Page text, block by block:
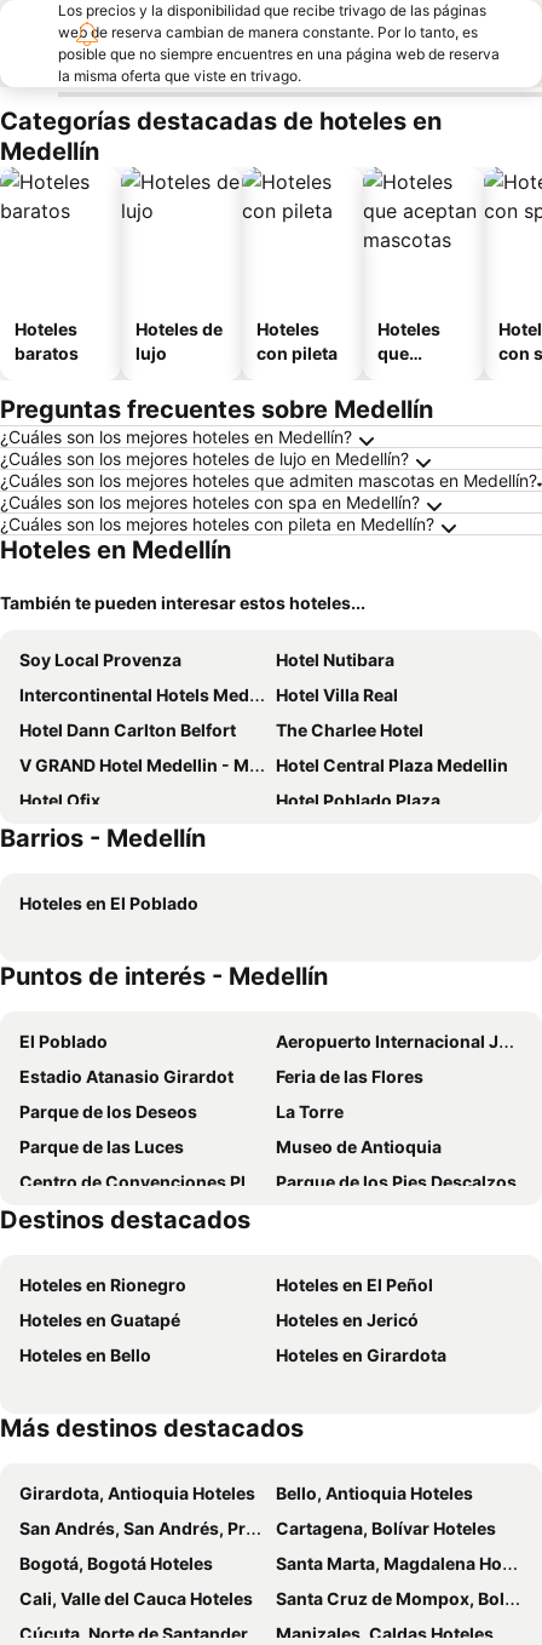
Los precios y la disponibilidad que recibe trivago de las páginas
web de reserva cambian de manera constante. Por lo tanto, es
posible que no siempre encuentres en una página web de reserva
la misma oferta que viste en trivago.
Categorías destacadas de hoteles en
Medellín
Hoteles
baratos
Hoteles de
lujo
Hoteles
con pileta
Hoteles
que
mascotas
con
Preguntas frecuentes sobre Medellín
¿Cuáles son los mejores hoteles en Medellín?
¿Cuáles son los mejores hoteles de lujo en Medellín?
¿Cuáles son los mejores hoteles que admiten mascotas en Medellín?
¿Cuáles son los mejores hoteles con spa en Medellín?
¿Cuáles son los mejores hoteles con pileta en Medellín?
Hoteles en Medellín
También te pueden interesar estos hoteles...
Soy Local Provenza
Hotel Nutibara
Intercontinental Hotels Medellin - Movich By Ihg
Hotel Villa Real
Hotel Dann Carlton Belfort
The Charlee Hotel
V GRAND Hotel Medellin - Member of Radisson Individuals
Hotel Central Plaza Medellin
Hotel Ofix
Hotel Poblado Plaza
Las Rampas
Hotel Medellín 66
Hotel San Fernando Plaza
Hotel Dorado La 70
Hotel Conquistadores
Ayenda 1228 Balcones de la 70
Hotel Torre Poblado
Hotel Suite Comfort
Medellin Marriott Hotel
Lleras Green Hotel
Indie Universe Creative Hotel
Eco Hotel Terrabella
Hotel Balcones del Estadio
Hotel Casa Laureles
Hotel Med Estadio
EcoHub Hotel Medellin
Hotel Du Parc
Ayenda 1257 Premium Real
Hotel Gran Imperio
Hotel El Deportista
Teva Glamping & Retreat
Barrios - Medellín
Hoteles en El Poblado
Puntos de interés - Medellín
El Poblado
Aeropuerto Internacional José María Córdova
Estadio Atanasio Girardot
Feria de las Flores
Parque de los Deseos
La Torre
Parque de las Luces
Museo de Antioquia
Centro de Convenciones Plaza Mayor
Parque de los Pies Descalzos
Parque el Berrío
Las Palmas
Planetario de Medellín
Universidad de Antioquia
La Avanzada
Calle Carabobo
Destinos destacados
Hoteles en Rionegro
Hoteles en El Peñol
Hoteles en Guatapé
Hoteles en Jericó
Hoteles en Bello
Hoteles en Girardota
Más destinos destacados
Girardota, Antioquia Hoteles
Bello, Antioquia Hoteles
San Andrés, San Andrés, Providencia and Santa Catalina Hoteles
Cartagena, Bolívar Hoteles
Bogotá, Bogotá Hoteles
Santa Marta, Magdalena Hoteles
Cali, Valle del Cauca Hoteles
Santa Cruz de Mompox, Bolívar Hoteles
Cúcuta, Norte de Santander Hoteles
Manizales, Caldas Hoteles